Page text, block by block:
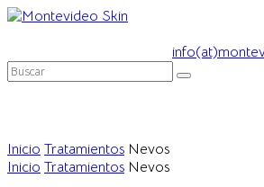
Montevideo Skin Academy
Blog
Contacto
Inicio Tratamientos Nevos
Inicio Tratamientos Nevos